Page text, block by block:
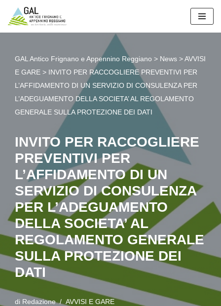
Vai
GAL Antico Frignano e Appennino Reggiano > News >AVVISI
E GARE > INVITO PER RACCOGLIERE PREVENTIVI PER
L’AFFIDAMENTO DI UN SERVIZIO DI CONSULENZA PER
L’ADEGUAMENTO DELLA SOCIETA’ AL REGOLAMENTO
GENERALE SULLA PROTEZIONE DEI DATI
INVITO PER RACCOGLIERE
PREVENTIVI PER
L’AFFIDAMENTO DI UN
SERVIZIO DI CONSULENZA
PER L’ADEGUAMENTO
DELLA SOCIETA’ AL
REGOLAMENTO GENERALE
SULLA PROTEZIONE DEI
DATI
di Redazione AVVISI E GARE